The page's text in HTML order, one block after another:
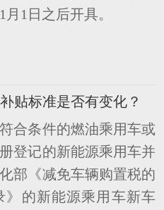
1日之后开具。
贴标准是否有变化？
合条件的燃油乘用车或
登记的新能源乘用车并
部《减免车辆购置税的
》的新能源乘用车新车